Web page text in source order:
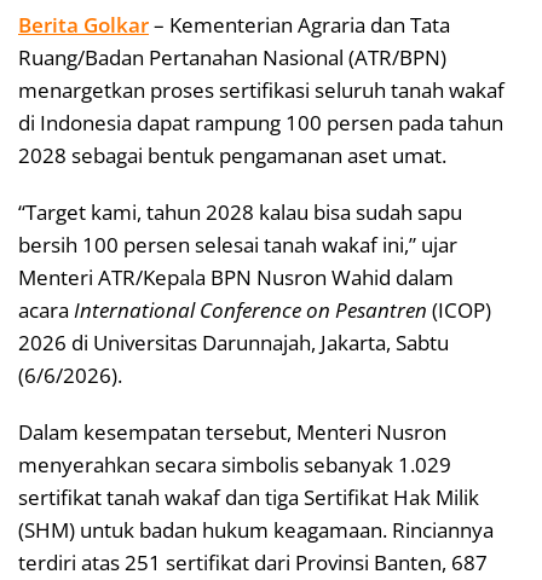
Berita Golkar– Kementerian Agraria dan Tata
Ruang/Badan Pertanahan Nasional (ATR/BPN)
menargetkan proses sertifikasi seluruh tanah wakaf
di Indonesia dapat rampung 100 persen pada tahun
2028 sebagai bentuk pengamanan aset umat.
“Target kami, tahun 2028 kalau bisa sudah sapu
bersih 100 persen selesai tanah wakaf ini,” ujar
Menteri ATR/Kepala BPN Nusron Wahid dalam
acara International Conference on Pesantren (ICOP)
2026 di Universitas Darunnajah, Jakarta, Sabtu
(6/6/2026).
Dalam kesempatan tersebut, Menteri Nusron
menyerahkan secara simbolis sebanyak 1.029
sertifikat tanah wakaf dan tiga Sertifikat Hak Milik
(SHM) untuk badan hukum keagamaan. Rinciannya
terdiri atas 251 sertifikat dari Provinsi Banten, 687